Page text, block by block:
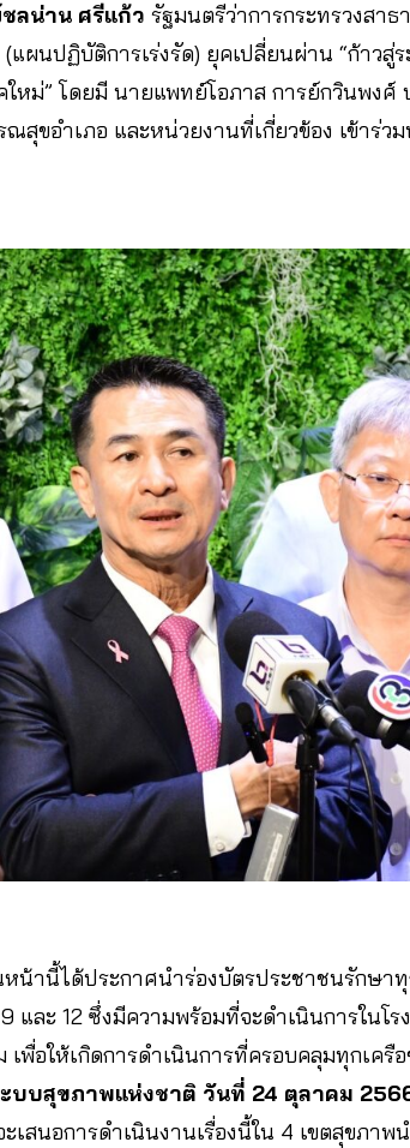
ลน่าน ศรีแก้ว รัฐมนตรีว่าการกระทรวงสา
แผนปฏิบัติการเร่งรัด) ยุคเปลี่ยนผ่าน “ก้าว
ม่” โดยมี นายแพทย์โอภาส การย์กวินพงศ์
สุขอำเภอ และหน่วยงานที่เกี่ยวข้อง เข้าร่ว
หน้านี้ได้ประกาศนำร่องบัตรประชาชนรักษา
และ 12 ซึ่งมีความพร้อมที่จะดำเนินการในโร
พื่อให้เกิดการดำเนินการที่ครอบคลุมทุกเครื
บบสุขภาพแห่งชาติ วันที่ 24 ตุลาคม
เสนอการดำเนินงานเรื่องนี้ใน 4 เขตสุขภาพ